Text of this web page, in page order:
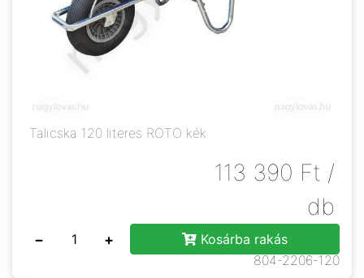
Talicska 120 literes ROTO kék
113 390 Ft /
db
− +
Kosárba rakás
804-2206-120